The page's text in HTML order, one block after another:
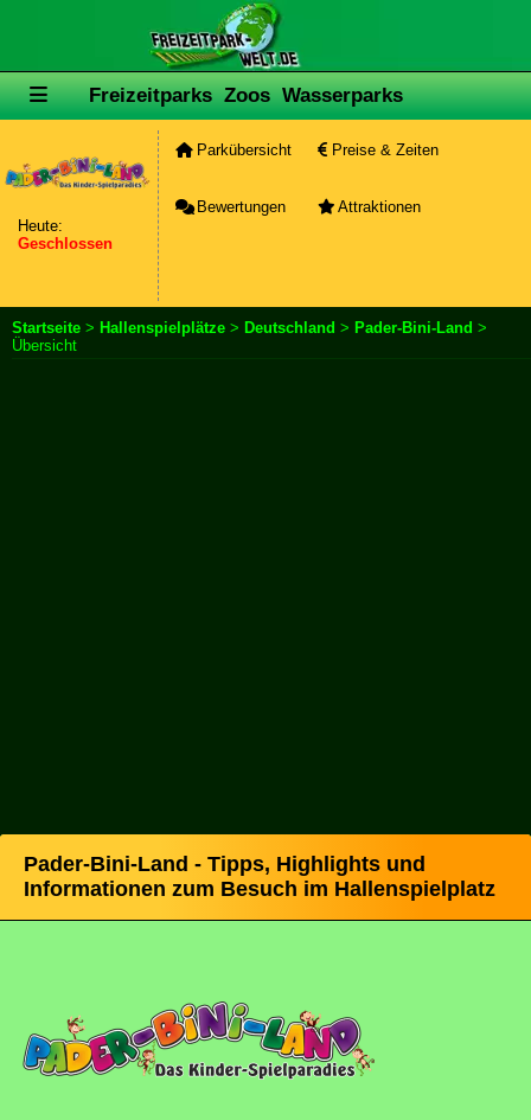
Freizeitparks Zoos Wasserparks
Heute:
Geschlossen
Parkübersicht Preise & Zeiten
Bewertungen Attraktionen
Startseite > Hallenspielplätze > Deutschland > Pader-Bini-Land >
Übersicht
Pader-Bini-Land - Tipps, Highlights und
Informationen zum Besuch im Hallenspielplatz